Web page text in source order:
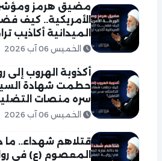
مضيق هرمز
الأمريكية.. كيف
الميدانية أكاذيب
الخميس 06 آب 2026
أكذوبة الهروب إلى
حطمت شهادة
سره منصات
الخميس 06 آب 2026
قتلاهم شهداء.. ما
المعصوم (ع) في